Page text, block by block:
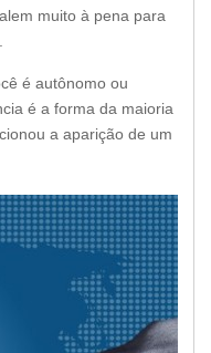
muito à pena para
é autônomo ou
é a forma da maioria
a aparição de um